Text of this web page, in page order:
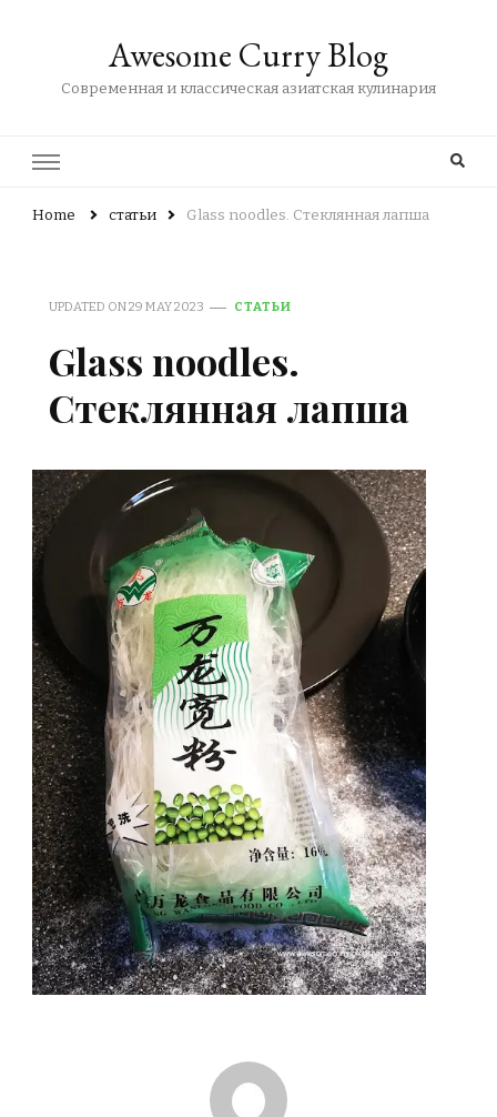
Awesome Curry Blog
Современная и классическая азиатская кулинария
Home статьи Glass noodles. Стеклянная лапша
UPDATED ON29 MAY 2023 СТАТЬИ
Glass noodles.
Стеклянная лапша